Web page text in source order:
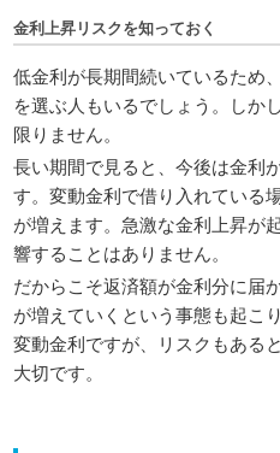
金利上昇リスクを知っておく
低金利が長期間続いているため
を選ぶ人もいるでしょう。しか
限りません。
長い期間で見ると、今後は金利
す。変動金利で借り入れている
が増えます。急激な金利上昇が
響することはありません。
だからこそ返済額が金利分に届
が増えていくという事態も起こ
変動金利ですが、リスクもある
大切です。